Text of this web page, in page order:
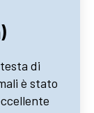
di
è stato